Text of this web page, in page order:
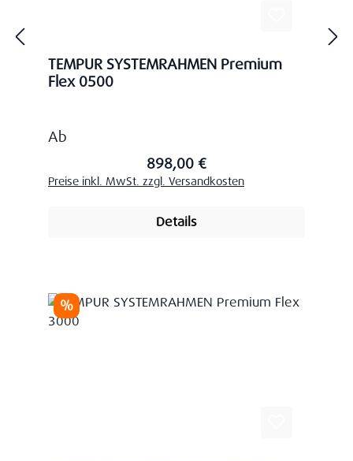
TEMPUR SYSTEMRAHMEN Premium
Flex 0500
Regulärer Preis:
Ab
898,00 €
Preise inkl. MwSt. zzgl. Versandkosten
Details
Rabatt
%